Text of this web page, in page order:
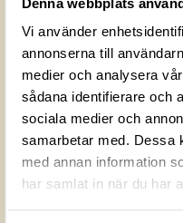
Vi använder
annonserna till
medier och analysera
sådana identifierare och
sociala medier och
samarbetar med. Dessa
med annan information
har samlat in när du har
Föremålsnummer
ID‑nummer
Fotograf